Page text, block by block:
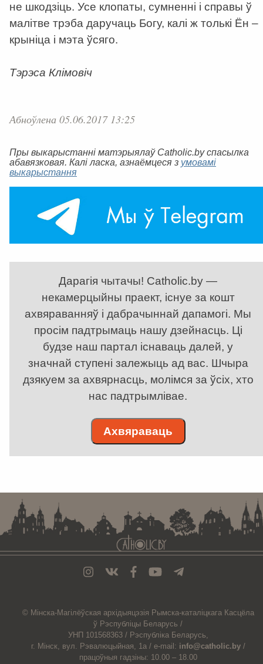
не шкодзіць. Усе клопаты, сумненні і справы ў
малітве трэба даручаць Богу, калі ж толькі Ён –
крыніца і мэта ўсяго.
Тэрэса Клімовіч
Абноўлена 05.06.2017 13:25
Пры выкарыстанні матэрыялаў Catholic.by спасылка
абавязковая. Калі ласка, азнаёмцеся з умовамі
выкарыстання
Дарагія чытачы! Catholic.by —
некамерцыйны праект, існуе за кошт
ахвяраванняў і дабрачыннай дапамогі. Мы
просім падтрымаць нашу дзейнасць. Ці
будзе наш партал існаваць далей, у
значнай ступені залежыць ад вас. Шчыра
дзякуем за ахвярнасць, молімся за ўсіх, хто
нас падтрымлівае.
Ахвяраваць
© Мiнска-Магiлёўская архiдыяцэзiя Рымска-каталіцкага Касцёла
ў Рэспубліцы Беларусь /
УНП 101568363 / Рэспубліка Беларусь,
г. Мінск, вул. Рэвалюцыйная, 1а / e-mail: info@catholic.by /
працоўныя гадзіны: 10.00 – 18.00